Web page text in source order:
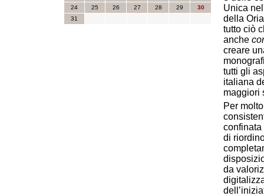
Unica
della
tutto ciò
anche
creare
tutti gli
italiana
maggiori
Per
confinata
di
da
24
25 26 27 28 29
30
31